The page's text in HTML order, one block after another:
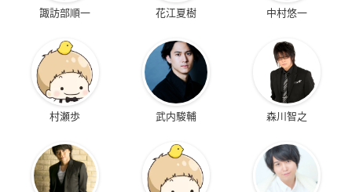
諏訪部順一 花江夏樹 中村悠一
村瀬歩 武内駿輔 森川智之